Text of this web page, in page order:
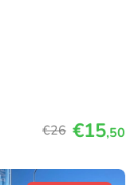
€26 €15,50